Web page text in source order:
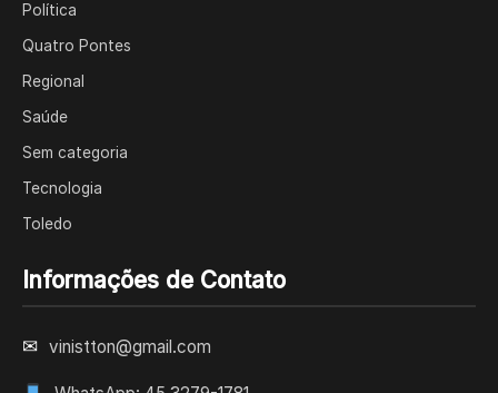
Política
Quatro Pontes
Regional
Saúde
Sem categoria
Tecnologia
Toledo
Informações de Contato
✉ vinistton@gmail.com